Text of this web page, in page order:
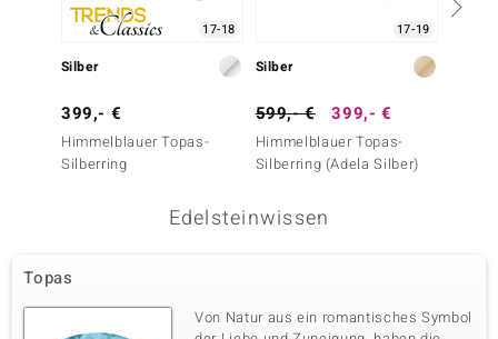
17-18
Silber
399,- €
Himmelblauer Topas-
Silberring
17-19
Silber
599,- € 399,- €
Himmelblauer Topas-
Silberring (Adela Silber)
Edelsteinwissen
Topas
Von Natur aus ein romantisches Symbol